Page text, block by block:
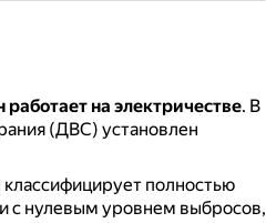
на электричестве. В
(ДВС) установлен
полностью
с нулевым уровнем выбросов,